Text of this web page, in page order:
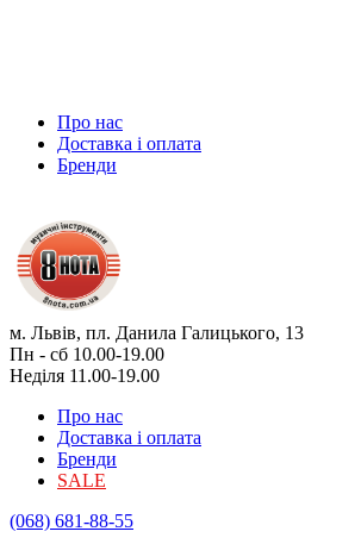
Про нас
Доставка і оплата
Бренди
м. Львів, пл. Данила Галицького, 13
Пн - сб 10.00-19.00
Неділя 11.00-19.00
Про нас
Доставка і оплата
Бренди
SALE
(068) 681-88-55